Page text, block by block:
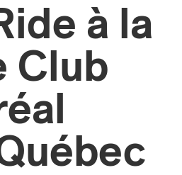
à la
Club